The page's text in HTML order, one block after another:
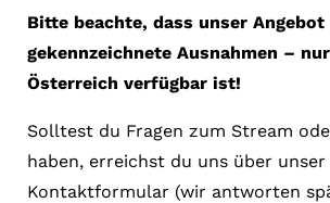
Bitte beachte, dass unser
gekennzeichnete Ausnahmen –
Österreich verfügbar ist!
Solltest du Fragen zum Stream
haben, erreichst du uns über unser
Kontaktformular (wir antworten